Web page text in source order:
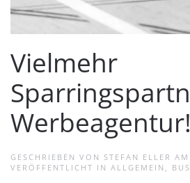
Vielmehr
Werbeagentur!
GESCHRIEBEN VON STEFAN ELLER AM
VERÖFFENTLICHT IN ALLGEMEIN ,